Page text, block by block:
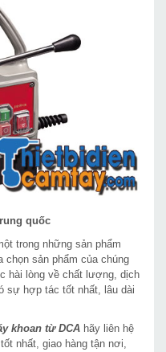
quốc
trong những sản phẩm
chọn sản phẩm của chúng
hài lòng về chất lượng, dịch
sự hợp tác tốt nhất, lâu dài
khoan từ DCA hãy liên hệ
nhất, giao hàng tận nơi,